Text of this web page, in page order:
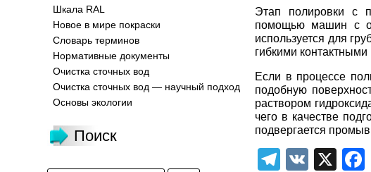
Шкала RAL
Новое в мире покраски
Словарь терминов
Нормативные документы
Очистка сточных вод
Очистка сточных вод — научный подход
Основы экологии
Поиск
Этап полировки с
помощью машин с
используется для
гибкими контактными
Если в процессе
подобную
раствором
чего в качестве
подвергается
Telegram
VK X